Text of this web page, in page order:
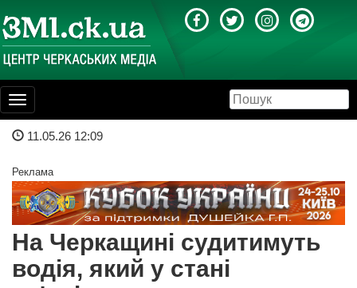
Toggle
navigation
11.05.26 12:09
Реклама
На Черкащині судитимуть
водія, який у стані